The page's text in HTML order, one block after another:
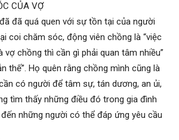
CỦA VỢ
đã quá quen với sự tồn tại của người
coi chăm sóc, động viên chồng là “việc
vợ chồng thì cần gì phải quan tâm nhiều”
thế”. Họ quên rằng chồng mình cũng là
có người để tâm sự, tán dương, an ủi,
tìm thấy những điều đó trong gia đình
những người có thể đáp ứng yêu cầu